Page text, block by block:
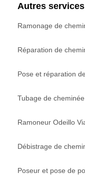
Autres services
Ramonage de
Réparation de
Pose et réparation
Tubage de
Ramoneur Odeillo
Débistrage de
Poseur et pose de